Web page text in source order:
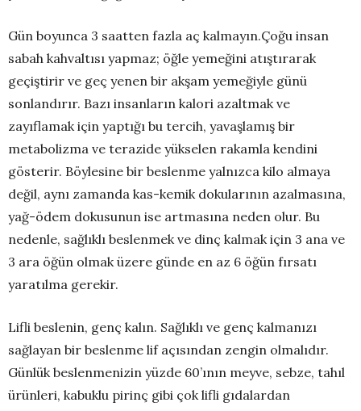
Gün boyunca 3 saatten fazla aç kalmayın.Çoğu insan
sabah kahvaltısı yapmaz; öğle yemeğini atıştırarak
geçiştirir ve geç yenen bir akşam yemeğiyle günü
sonlandırır. Bazı insanların kalori azaltmak ve
zayıflamak için yaptığı bu tercih, yavaşlamış bir
metabolizma ve terazide yükselen rakamla kendini
gösterir. Böylesine bir beslenme yalnızca kilo almaya
değil, aynı zamanda kas-kemik dokularının azalmasına,
yağ-ödem dokusunun ise artmasına neden olur. Bu
nedenle, sağlıklı beslenmek ve dinç kalmak için 3 ana ve
3 ara öğün olmak üzere günde en az 6 öğün fırsatı
yaratılma gerekir.
Lifli beslenin, genç kalın. Sağlıklı ve genç kalmanızı
sağlayan bir beslenme lif açısından zengin olmalıdır.
Günlük beslenmenizin yüzde 60’ının meyve, sebze, tahıl
ürünleri, kabuklu pirinç gibi çok lifli gıdalardan